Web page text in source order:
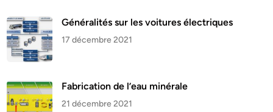
Généralités sur les voitures électriques
17 décembre 2021
Fabrication de l’eau minérale
21 décembre 2021